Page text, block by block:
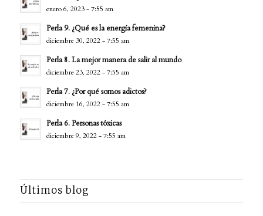
enero 6, 2023 - 7:55 am
Perla 9. ¿Qué es la energía femenina?
diciembre 30, 2022 - 7:55 am
Perla 8. La mejor manera de salir al mundo
diciembre 23, 2022 - 7:55 am
Perla 7. ¿Por qué somos adictos?
diciembre 16, 2022 - 7:55 am
Perla 6. Personas tóxicas
diciembre 9, 2022 - 7:55 am
Últimos blog